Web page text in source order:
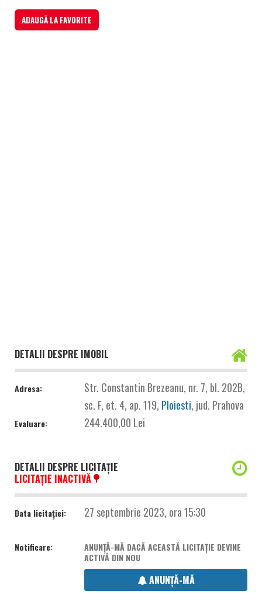
ADAUGĂ LA FAVORITE
DETALII DESPRE IMOBIL
Adresa:
Str. Constantin Brezeanu, nr. 7, bl. 202B,
sc. F, et. 4, ap. 119, Ploiesti, jud. Prahova
Evaluare: 244.400,00 Lei
DETALII DESPRE LICITAȚIE
LICITAȚIE INACTIVĂ
Data licitației: 27 septembrie 2023, ora 15:30
Notificare:
ANUNȚĂ-MĂ DACĂ ACEASTĂ LICITAȚIE DEVINE
ACTIVĂ DIN NOU
ANUNȚĂ-MĂ